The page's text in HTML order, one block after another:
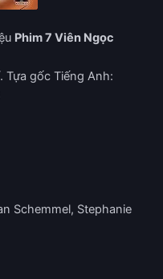
Phim 7 Viên Ngọc
Tựa gốc Tiếng Anh:
Schemmel, Stephanie